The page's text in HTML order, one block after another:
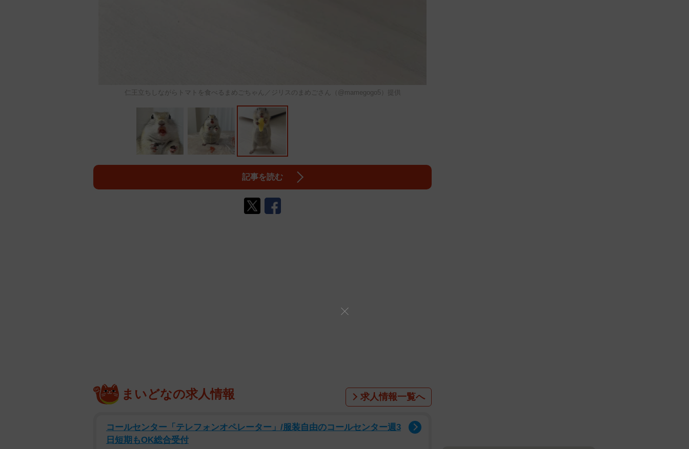
仁王立ちしながらトマトを食べるまめごちゃん／ジリスのまめごさん（@mamegogo5）提供
記事を読む
まいどなの求人情報 求人情報一覧へ
コールセンター「テレフォンオペレーター」/服装自由のコールセンター週3
日短期もOK総合受付